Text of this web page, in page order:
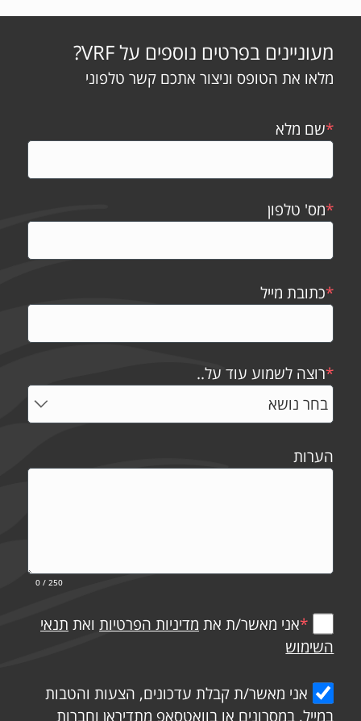
מעוניינים בפרטים נוספים על VRF?
מלאו את הטופס וניצור אתכם קשר טלפוני
*שם מלא
*מס' טלפון
*כתובת מייל
*רוצה לשמוע עוד על..
הערות
0 / 250
*אני מאשר/ת את מדיניות הפרטיות ואת תנאי
השימוש
אני מאשר/ת קבלת עדכונים, הצעות והטבות
במייל, במסרונים או בוואטסאפ מתדיראן וחברות